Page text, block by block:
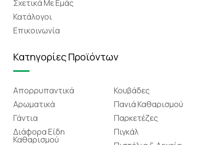
Σχετικά Mε Eμάς
Κατάλογοι
Επικοινωνία
Κατηγορίες Προϊόντων
Απορρυπαντικά
Αρωματικά
Γάντια
Διάφορα Είδη
Καθαρισμού
Κουβάδες
Πανιά Καθαρισμού
Παρκετέζες
Πιγκάλ